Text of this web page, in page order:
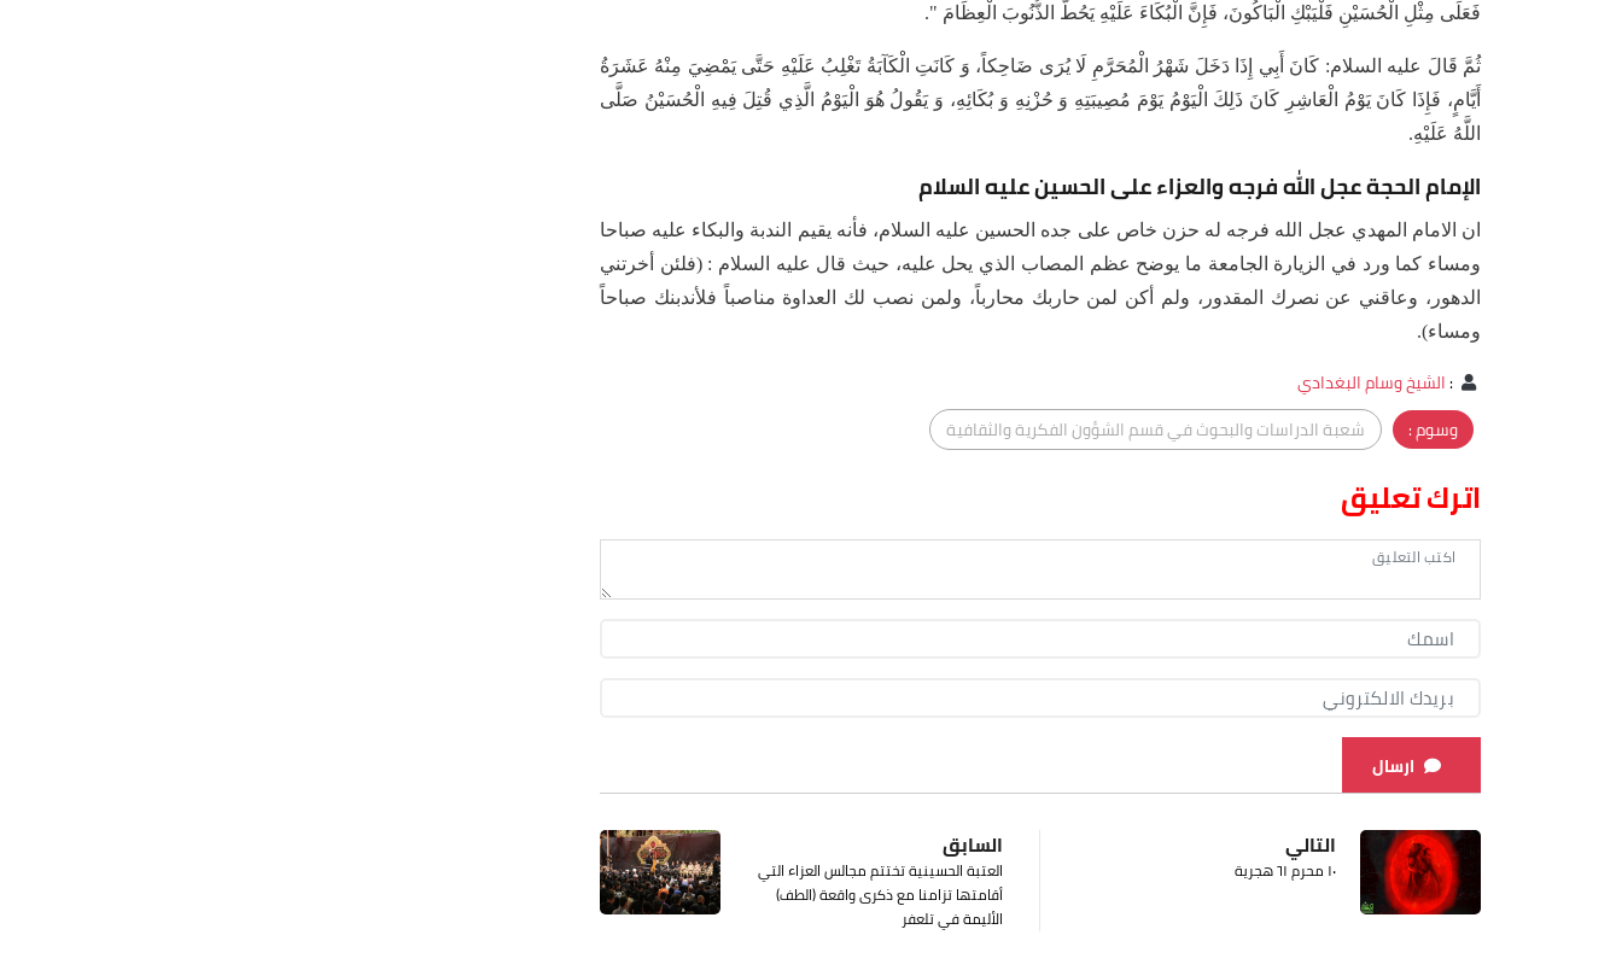
فَعَلَى مِثْلِ الْحُسَيْنِ فَلْيَبْكِ الْبَاكُونَ، فَإِنَّ الْبُكَاءَ عَلَيْهِ يَحُطُّ الذُّنُوبَ الْعِظَامَ ".
ثُمَّ قَالَ عليه السلام: كَانَ أَبِي إِذَا دَخَلَ شَهْرُ الْمُحَرَّمِ لَا يُرَى ضَاحِكاً، وَ كَانَتِ الْكَآبَةُ تَغْلِبُ عَلَيْهِ حَتَّى يَمْضِيَ مِنْهُ عَشَرَةُ
أَيَّامٍ، فَإِذَا كَانَ يَوْمُ الْعَاشِرِ كَانَ ذَلِكَ الْيَوْمُ يَوْمَ مُصِيبَتِهِ وَ حُزْنِهِ وَ بُكَائِهِ، وَ يَقُولُ هُوَ الْيَوْمُ الَّذِي قُتِلَ فِيهِ الْحُسَيْنُ صَلَّى
اللَّهُ عَلَيْهِ.
الإمام الحجة عجل الله فرجه والعزاء على الحسين عليه السلام
ان الامام المهدي عجل الله فرجه له حزن خاص على جده الحسين عليه السلام، فأنه يقيم الندبة والبكاء عليه صباحا
ومساء كما ورد في الزيارة الجامعة ما يوضح عظم المصاب الذي يحل عليه، حيث قال عليه السلام : (فلئن أخرتني
الدهور، وعاقني عن نصرك المقدور، ولم أكن لمن حاربك محارباً، ولمن نصب لك العداوة مناصباً فلأندبنك صباحاً
ومساء).
:الشيخ وسام البغدادي
وسوم :
شعبة الدراسات والبحوث في قسم الشؤون الفكرية والثقافية
اترك تعليق
ارسال
السابق
العتبة الحسينية تختتم مجالس العزاء التي
أقامتها تزامنا مع ذكرى واقعة (الطف)
الأليمة في تلعفر
التالي
١٠ محرم ٦١ هجرية